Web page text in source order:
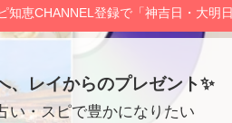
恵CHANNEL登録で「神吉日・大明
、レイからのプレゼント✨
い・スピで豊かになりたい